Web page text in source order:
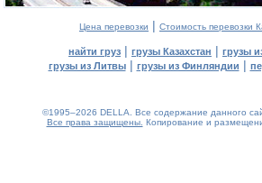
Цена перевозки | Стоимость перевозки
найти груз | грузы Казахстан | грузы
грузы из Литвы| грузы из Финляндии |
©1995–2026 DELLA. Все содержание данного
Все права защищены. Копирование и